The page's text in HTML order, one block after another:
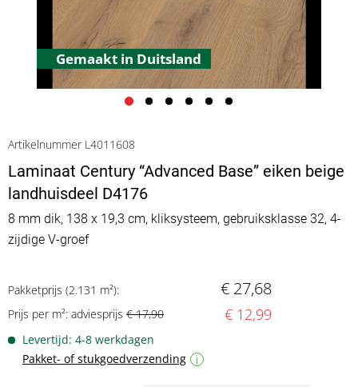
Gemaakt in Duitsland
Artikelnummer L4011608
Laminaat Century “Advanced Base” eiken beige
landhuisdeel D4176
8 mm dik, 138 x 19,3 cm, kliksysteem, gebruiksklasse 32, 4-
zijdige V-groef
Pakketprijs (2.131 m²): € 27,68
Prijs per m²: adviesprijs € 17,90 € 12,99
Levertijd: 4-8 werkdagen
Pakket- of stukgoedverzending
i